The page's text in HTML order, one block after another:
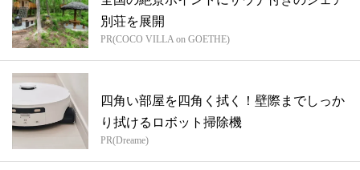
別荘を展開
PR(COCO VILLA on GOETHE)
四角い部屋を四角く拭く！壁際までしっか
り拭けるロボット掃除機
PR(Dreame)